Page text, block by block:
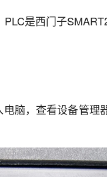
是西门子
脑，查看设备管理